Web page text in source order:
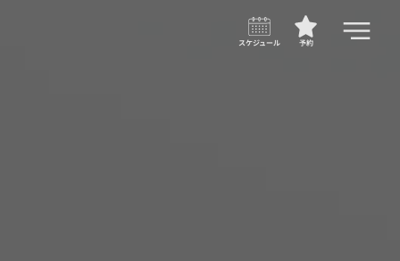
予約
スケジュール